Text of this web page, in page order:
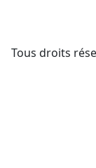
Tous droits